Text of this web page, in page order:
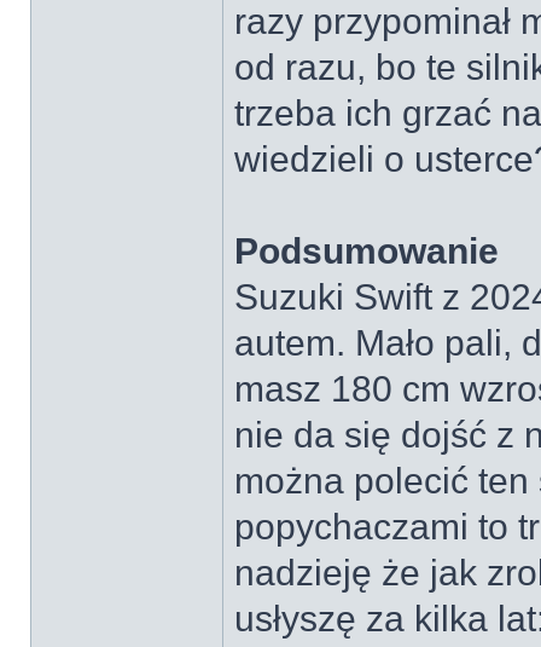
razy przypominał
od razu, bo te
trzeba ich grzać
wiedzieli o
Podsumowanie
Suzuki Swift z
autem. Mało pali,
masz 180 cm
nie da się dojść z
można polecić
popychaczami to
nadzieję że jak
usłyszę za kilka